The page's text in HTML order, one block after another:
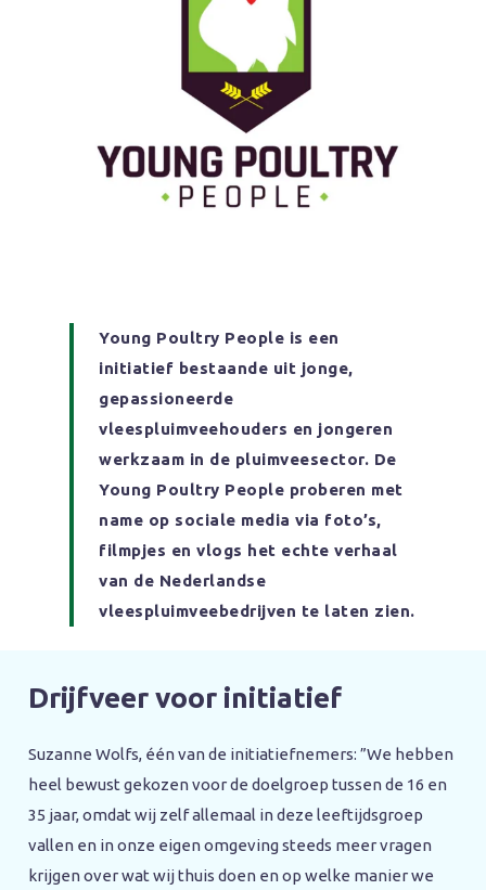
Young Poultry People is een
initiatief bestaande uit jonge,
gepassioneerde
vleespluimveehouders en jongeren
werkzaam in de pluimveesector. De
Young Poultry People proberen met
name op sociale media via foto’s,
filmpjes en vlogs het echte verhaal
van de Nederlandse
vleespluimveebedrijven te laten zien.
Drijfveer voor initiatief
Suzanne Wolfs, één van de initiatiefnemers: ”We hebben
heel bewust gekozen voor de doelgroep tussen de 16 en
35 jaar, omdat wij zelf allemaal in deze leeftijdsgroep
vallen en in onze eigen omgeving steeds meer vragen
krijgen over wat wij thuis doen en op welke manier we